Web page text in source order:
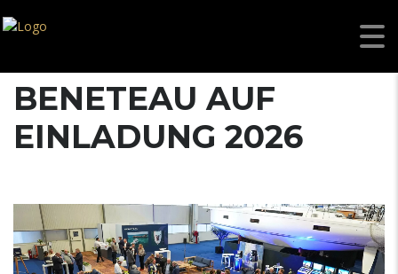
BENETEAU AUF
EINLADUNG 2026